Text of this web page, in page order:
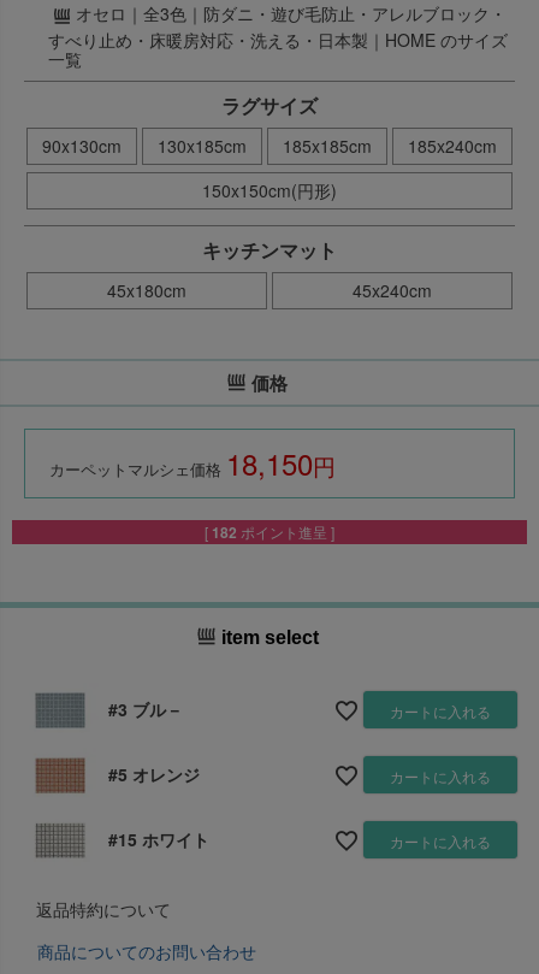
オセロ｜全3色｜防ダニ・遊び毛防止・アレルブロック・
すべり止め・床暖房対応・洗える・日本製｜HOME のサイズ
一覧
ラグサイズ
90x130cm 130x185cm 185x185cm
185x240cm
150x150cm(円形)
キッチンマット
45x180cm 45x240cm
価格
カーペットマルシェ価格 18,150
[ 182 ポイント進呈 ]
item select
#3 ブル－ カートに入れる
#5 オレンジ カートに入れる
#15 ホワイト カートに入れる
返品特約について
商品についてのお問い合わせ